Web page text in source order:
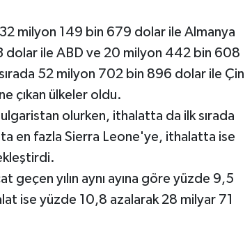
milyon 149 bin 679 dolar ile Almanya
dolar ile ABD ve 20 milyon 442 bin 608
52 milyon 702 bin 896 dolar ile Çin
çıkan ülkeler oldu.
olurken, ithalatta da ilk sırada
en fazla Sierra Leone'ye, ithalatta ise
geçen yılın aynı ayına göre yüzde 9,5
ise yüzde 10,8 azalarak 28 milyar 71